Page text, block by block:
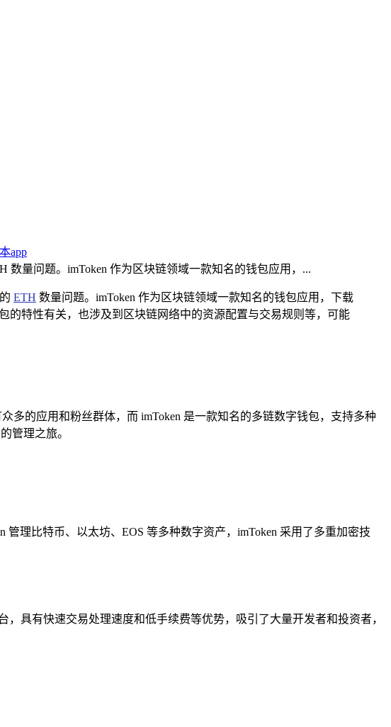
app
数量问题。imToken 作为区块链领域一款知名的钱包应用，...
ETH 数量问题。imToken 作为区块链领域一款知名的钱包应用，下载
的特性有关，也涉及到区块链网络中的资源配置与交易规则等，可能
多的应用和粉丝群体，而 imToken 是一款知名的多链数字钱包，支持多种
管理之旅。
理比特币、以太坊、EOS 等多种数字资产，imToken 采用了多重加密技
具有快速交易处理速度和低手续费等优势，吸引了大量开发者和投资者，